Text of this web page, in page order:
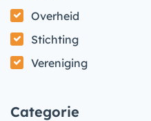
Overheid
Stichting
Vereniging
Categorie